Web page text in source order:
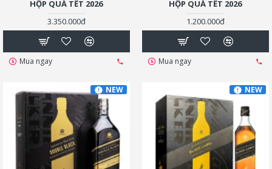
HỘP QUÀ TẾT 2026
3.350.000đ
Mua ngay
HỘP QUÀ TẾT 2026
1.200.000đ
Mua ngay
NEW NEW